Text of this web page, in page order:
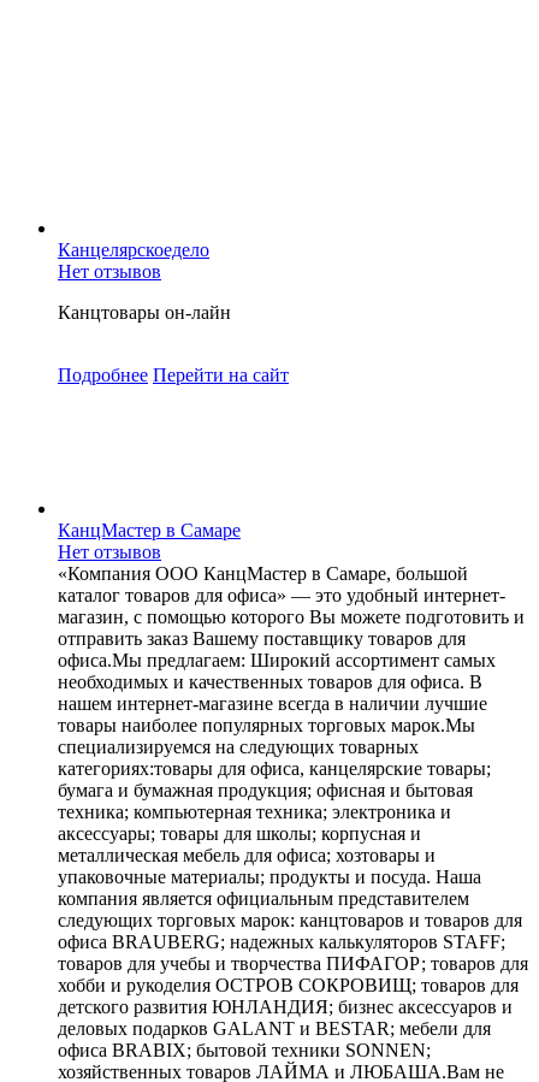
Канцелярскоедело
Нет отзывов
Канцтовары он-лайн
Подробнее Перейти на сайт
КанцМастер в Самаре
Нет отзывов
«Компания ООО КанцМастер в Самаре, большой
каталог товаров для офиса» — это удобный интернет-
магазин, с помощью которого Вы можете подготовить и
отправить заказ Вашему поставщику товаров для
офиса.Мы предлагаем: Широкий ассортимент самых
необходимых и качественных товаров для офиса. В
нашем интернет-магазине всегда в наличии лучшие
товары наиболее популярных торговых марок.Мы
специализируемся на следующих товарных
категориях:товары для офиса, канцелярские товары;
бумага и бумажная продукция; офисная и бытовая
техника; компьютерная техника; электроника и
аксессуары; товары для школы; корпусная и
металлическая мебель для офиса; хозтовары и
упаковочные материалы; продукты и посуда. Наша
компания является официальным представителем
следующих торговых марок: канцтоваров и товаров для
офиса BRAUBERG; надежных калькуляторов STAFF;
товаров для учебы и творчества ПИФАГОР; товаров для
хобби и рукоделия ОСТРОВ СОКРОВИЩ; товаров для
детского развития ЮНЛАНДИЯ; бизнес аксессуаров и
деловых подарков GALANT и BESTAR; мебели для
офиса BRABIX; бытовой техники SONNEN;
хозяйственных товаров ЛАЙМА и ЛЮБАША.Вам не